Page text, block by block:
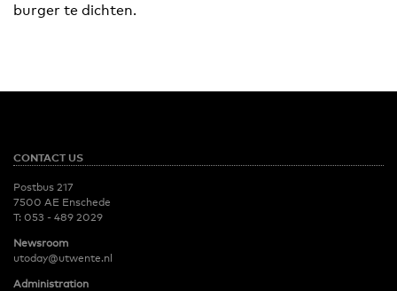
burger te dichten.
CONTACT US
Postbus 217
7500 AE Enschede
T: 053 - 489 2029
Newsroom
utoday@utwente.nl
Administration